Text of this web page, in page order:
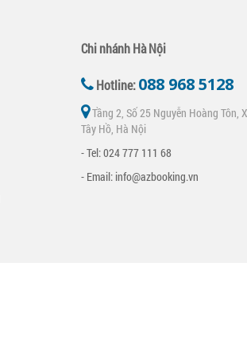
Chi nhánh Hà Nội
Hotline:088 968 5128
Tầng 2, Số 25 Nguyễn Hoàng Tôn,
Tây Hồ, Hà Nội
- Tel: 024 777 111 68
- Email: info@azbooking.vn